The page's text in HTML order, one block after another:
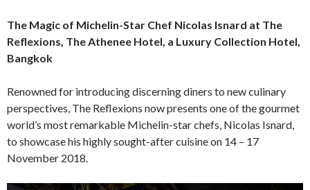
The Magic of Michelin-Star Chef Nicolas Isnard at The
Reflexions, The Athenee Hotel, a Luxury Collection Hotel,
Bangkok
Renowned for introducing discerning diners to new culinary
perspectives, The Reflexions now presents one of the gourmet
world’s most remarkable Michelin-star chefs, Nicolas Isnard,
to showcase his highly sought-after cuisine on 14 – 17
November 2018.